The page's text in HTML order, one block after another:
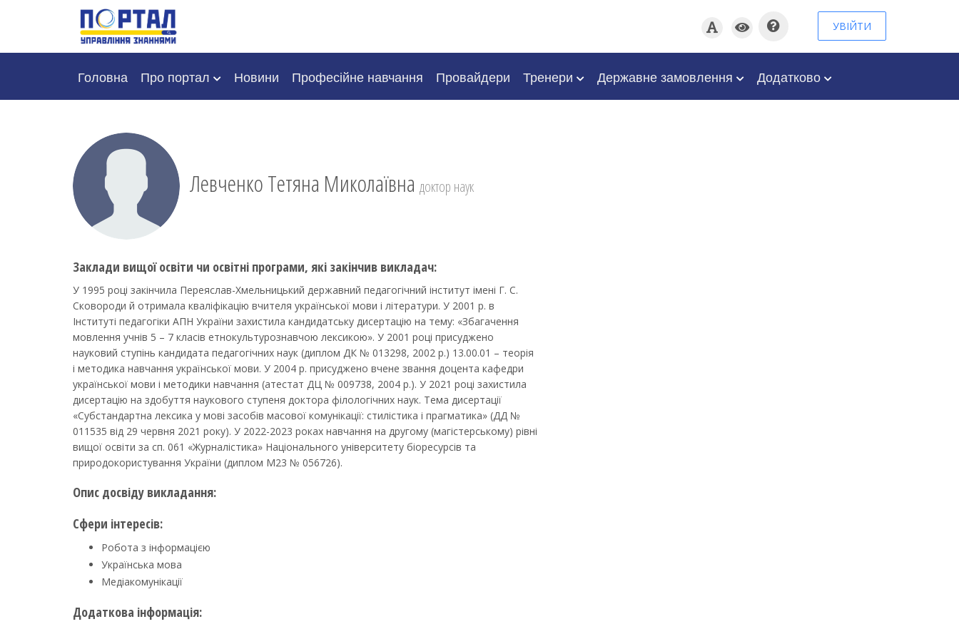
УВІЙТИ
Головна Про портал Новини Професійне навчання Провайдери Тренери Державне замовлення Додатково
Левченко Тетяна Миколаївна доктор наук
Заклади вищої освіти чи освітні програми, які закінчив викладач:
У 1995 році закінчила Переяслав-Хмельницький державний педагогічний інститут імені Г. С.
Сковороди й отримала кваліфікацію вчителя української мови і літератури. У 2001 р. в
Інституті педагогіки АПН України захистила кандидатську дисертацію на тему: «Збагачення
мовлення учнів 5 – 7 класів етнокультурознавчою лексикою». У 2001 році присуджено
науковий ступінь кандидата педагогічних наук (диплом ДК № 013298, 2002 р.) 13.00.01 – теорія
і методика навчання української мови. У 2004 р. присуджено вчене звання доцента кафедри
української мови і методики навчання (атестат ДЦ № 009738, 2004 р.). У 2021 році захистила
дисертацію на здобуття наукового ступеня доктора філологічних наук. Тема дисертації
«Субстандартна лексика у мові засобів масової комунікації: стилістика і прагматика» (ДД №
011535 від 29 червня 2021 року). У 2022-2023 роках навчання на другому (магістерському) рівні
вищої освіти за сп. 061 «Журналістика» Національного університету біоресурсів та
природокористування України (диплом М23 № 056726).
Опис досвіду викладання:
Сфери інтересів:
Робота з інформацією
Українська мова
Медіакомунікації
Додаткова інформація: